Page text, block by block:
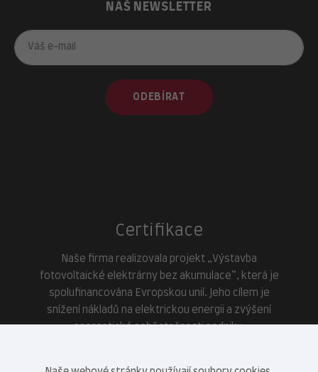
NÁŠ NEWSLETTER
ODEBÍRAT
Certifikace
Naše firma realizovala projekt „Výstavba
fotovoltaické elektrárny bez akumulace“, která je
spolufinancována Evropskou unií. Jeho cílem je
snížení nákladů na elektrickou energii a zvýšení
energetické soběstačnosti podniku.